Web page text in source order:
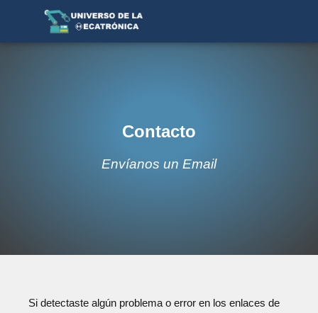
Contacto
Envíanos un Email
Si detectaste algún problema o error en los enlaces de